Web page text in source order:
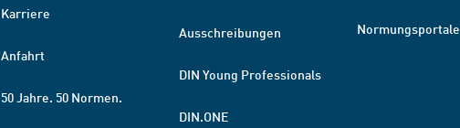
Karriere
Anfahrt
50 Jahre. 50 Normen.
Ausschreibungen
DIN Young Professionals
DIN.ONE
Normungsportale